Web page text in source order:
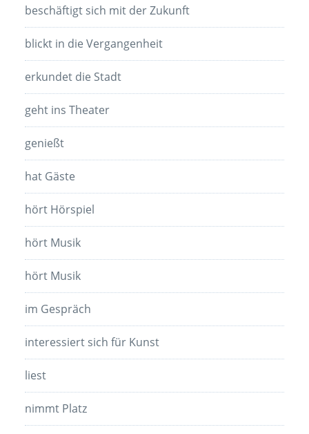
beschäftigt sich mit der Zukunft
blickt in die Vergangenheit
erkundet die Stadt
geht ins Theater
genießt
hat Gäste
hört Hörspiel
hört Musik
hört Musik
im Gespräch
interessiert sich für Kunst
liest
nimmt Platz